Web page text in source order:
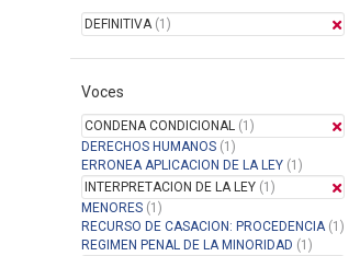
DEFINITIVA(1)
Voces
CONDENA CONDICIONAL (1)
DERECHOS HUMANOS (1)
ERRONEA APLICACION DE LA LEY (1)
INTERPRETACION DE LA LEY (1)
MENORES (1)
RECURSO DE CASACION: PROCEDENCIA(1)
REGIMEN PENAL DE LA MINORIDAD (1)